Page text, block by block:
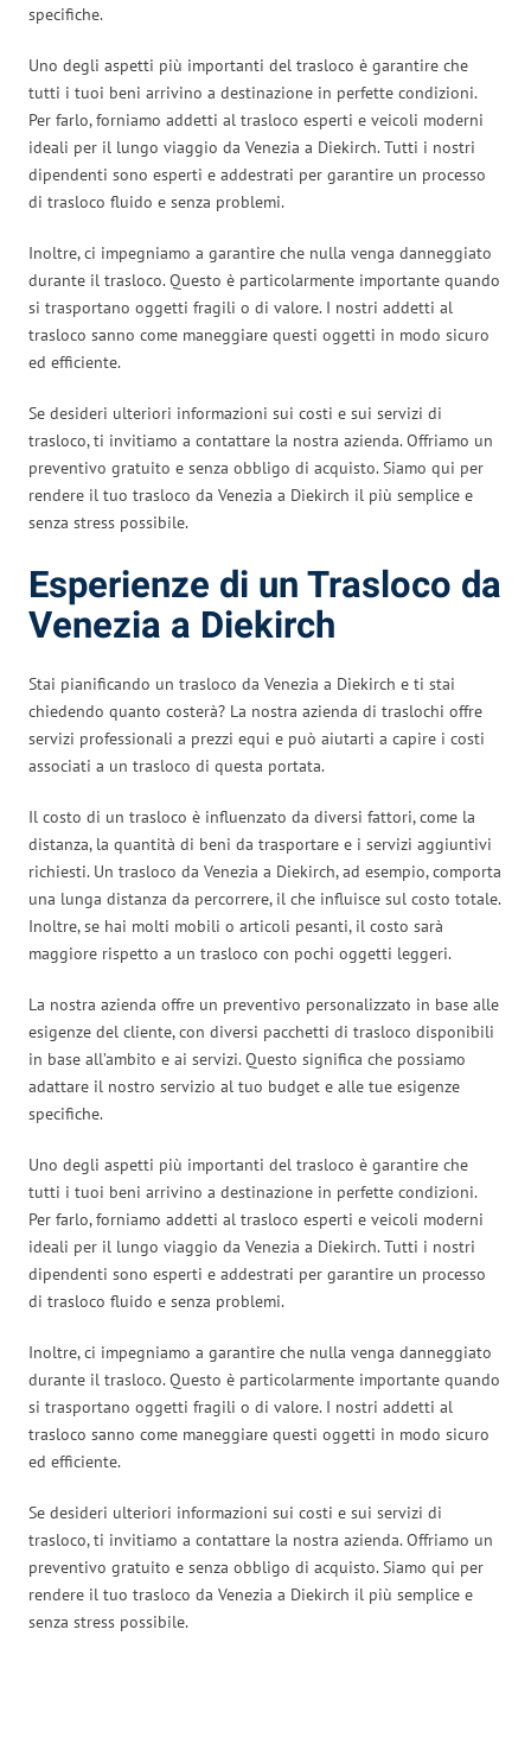
specifiche.
Uno degli aspetti più importanti del trasloco è garantire che
tutti i tuoi beni arrivino a destinazione in perfette condizioni.
Per farlo, forniamo addetti al trasloco esperti e veicoli moderni
ideali per il lungo viaggio da Venezia a Diekirch. Tutti i nostri
dipendenti sono esperti e addestrati per garantire un processo
di trasloco fluido e senza problemi.
Inoltre, ci impegniamo a garantire che nulla venga danneggiato
durante il trasloco. Questo è particolarmente importante quando
si trasportano oggetti fragili o di valore. I nostri addetti al
trasloco sanno come maneggiare questi oggetti in modo sicuro
ed efficiente.
Se desideri ulteriori informazioni sui costi e sui servizi di
trasloco, ti invitiamo a contattare la nostra azienda. Offriamo un
preventivo gratuito e senza obbligo di acquisto. Siamo qui per
rendere il tuo trasloco da Venezia a Diekirch il più semplice e
senza stress possibile.
Esperienze di un Trasloco da
Venezia a Diekirch
Stai pianificando un trasloco da Venezia a Diekirch e ti stai
chiedendo quanto costerà? La nostra azienda di traslochi offre
servizi professionali a prezzi equi e può aiutarti a capire i costi
associati a un trasloco di questa portata.
Il costo di un trasloco è influenzato da diversi fattori, come la
distanza, la quantità di beni da trasportare e i servizi aggiuntivi
richiesti. Un trasloco da Venezia a Diekirch, ad esempio, comporta
una lunga distanza da percorrere, il che influisce sul costo totale.
Inoltre, se hai molti mobili o articoli pesanti, il costo sarà
maggiore rispetto a un trasloco con pochi oggetti leggeri.
La nostra azienda offre un preventivo personalizzato in base alle
esigenze del cliente, con diversi pacchetti di trasloco disponibili
in base all’ambito e ai servizi. Questo significa che possiamo
adattare il nostro servizio al tuo budget e alle tue esigenze
specifiche.
Uno degli aspetti più importanti del trasloco è garantire che
tutti i tuoi beni arrivino a destinazione in perfette condizioni.
Per farlo, forniamo addetti al trasloco esperti e veicoli moderni
ideali per il lungo viaggio da Venezia a Diekirch. Tutti i nostri
dipendenti sono esperti e addestrati per garantire un processo
di trasloco fluido e senza problemi.
Inoltre, ci impegniamo a garantire che nulla venga danneggiato
durante il trasloco. Questo è particolarmente importante quando
si trasportano oggetti fragili o di valore. I nostri addetti al
trasloco sanno come maneggiare questi oggetti in modo sicuro
ed efficiente.
Se desideri ulteriori informazioni sui costi e sui servizi di
trasloco, ti invitiamo a contattare la nostra azienda. Offriamo un
preventivo gratuito e senza obbligo di acquisto. Siamo qui per
rendere il tuo trasloco da Venezia a Diekirch il più semplice e
senza stress possibile.